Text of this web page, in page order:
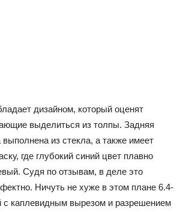
дизайном, который оценят
выделиться из толпы. Задняя
из стекла, а также имеет
где глубокий синий цвет плавно
Судя по отзывам, в деле это
Ничуть не хуже в этом плане 6.4-
каплевидным вырезом и разрешением